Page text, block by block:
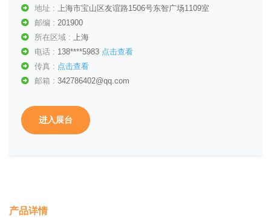
地址 : 上海市宝山区友谊路1506号东智广场1109室
邮编 : 201900
所在区域 : 上海
电话 : 138****5983 点击查看
传真 : 点击查看
邮箱 : 342786402@qq.com
进入展台
产品详情